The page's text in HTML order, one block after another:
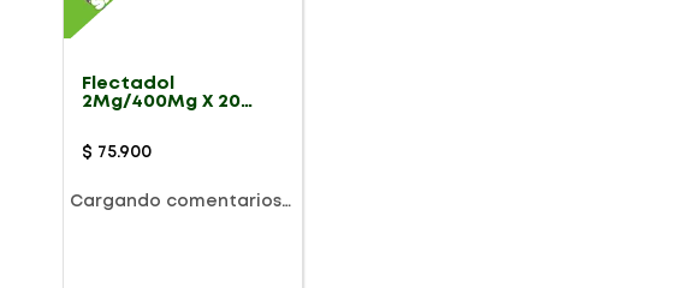
Flectadol
2Mg/400Mg X 20
$ 75.900
Cargando comentarios…